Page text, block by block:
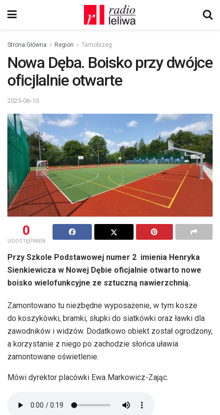
Strona Główna Region Tarnobrzeg
Nowa Dęba. Boisko przy dwójce
oficjlalnie otwarte
2025-06-10
0
UDOSTĘPNIEŃ
Przy Szkole Podstawowej numer 2 imienia Henryka
Sienkiewicza w Nowej Dębie oficjalnie otwarto nowe
boisko wielofunkcyjne ze sztuczną nawierzchnią.
Zamontowano tu niezbędne wyposażenie, w tym kosze
do koszykówki, bramki, słupki do siatkówki oraz ławki dla
zawodników i widzów. Dodatkowo obiekt został ogrodzony,
a korzystanie z niego po zachodzie słońca uławia
zamontowane oświetlenie.
Mówi dyrektor placówki Ewa Markowicz-Zając.